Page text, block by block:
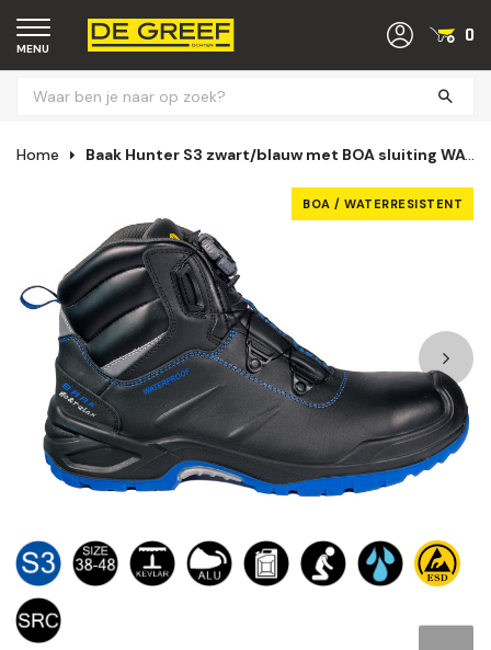
MENU
0
Home Baak Hunter S3 zwart/blauw met BOA sluiting WATERRESISTENT (38 t/m 48)
BOA / WATERRESISTENT